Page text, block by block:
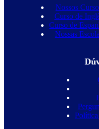
Nossos
Curso de
Curso de
Nossas